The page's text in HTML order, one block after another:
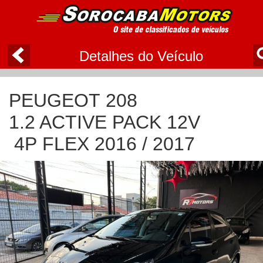
Detalhes do Veículo
PEUGEOT 208
1.2 ACTIVE PACK 12V
4P FLEX 2016 / 2017